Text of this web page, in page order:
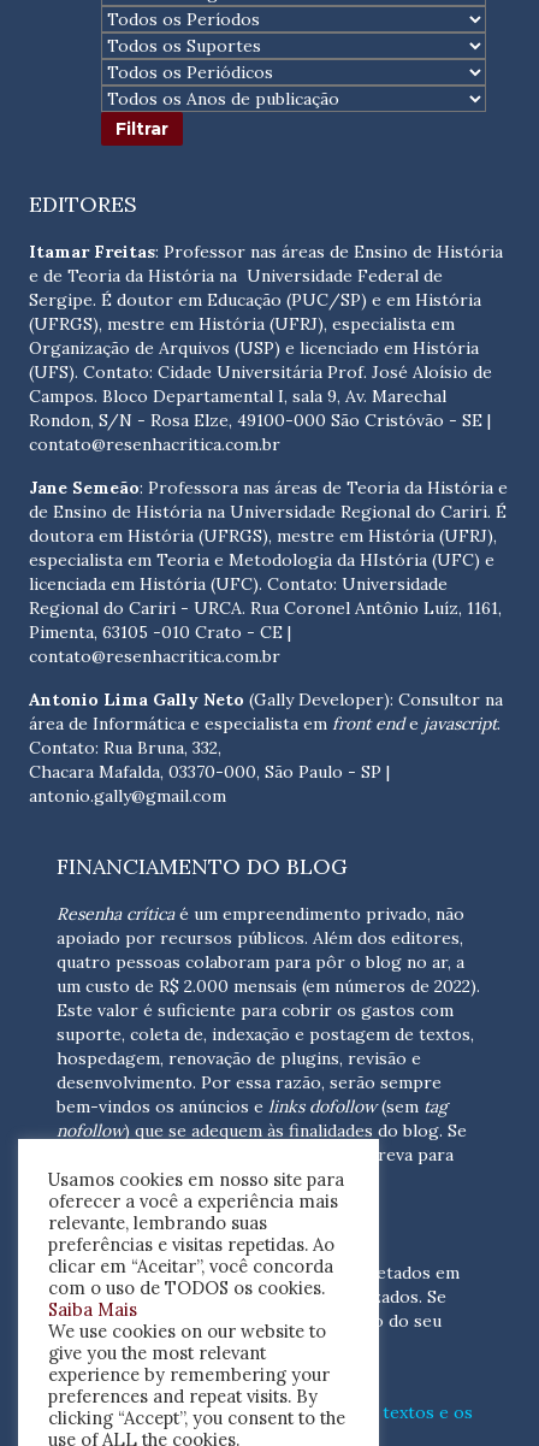
EDITORES
Itamar Freitas: Professor nas áreas de Ensino de História
e de Teoria da História na Universidade Federal de
Sergipe. É doutor em Educação (PUC/SP) e em História
(UFRGS), mestre em História (UFRJ), especialista em
Organização de Arquivos (USP) e licenciado em História
(UFS). Contato: Cidade Universitária Prof. José Aloísio de
Campos. Bloco Departamental I, sala 9, Av. Marechal
Rondon, S/N - Rosa Elze, 49100-000 São Cristóvão - SE |
contato@resenhacritica.com.br
Jane Semeão: Professora nas áreas de Teoria da História e
de Ensino de História na Universidade Regional do Cariri. É
doutora em História (UFRGS), mestre em História (UFRJ),
especialista em Teoria e Metodologia da HIstória (UFC) e
licenciada em História (UFC). Contato: Universidade
Regional do Cariri - URCA. Rua Coronel Antônio Luíz, 1161,
Pimenta, 63105 -010 Crato - CE |
contato@resenhacritica.com.br
Antonio Lima Gally Neto (Gally Developer): Consultor na
área de Informática e especialista em front ende javascript.
Contato: Rua Bruna, 332,
Chacara Mafalda, 03370-000, São Paulo - SP |
antonio.gally@gmail.com
FINANCIAMENTO DO BLOG
Resenha críticaé um empreendimento privado, não
apoiado por recursos públicos. Além dos editores,
quatro pessoas colaboram para pôr o blog no ar, a
um custo de R$ 2.000 mensais (em números de 2022).
Este valor é suficiente para cobrir os gastos com
suporte, coleta de, indexação e postagem de textos,
hospedagem, renovação de plugins, revisão e
desenvolvimento. Por essa razão, serão sempre
bem-vindos os anúncios e links dofollow(sem tag
nofollow) que se adequem às finalidades do blog. Se
escreva para
nós(contato@resenhacritica.com.br)
FONTES E ACERVO
As resenhas, dossiês e sumários são coletados em
periódicos acadêmicos e sites especializados. Se
você tem interesse em divulgar o acervo do seu
periódico, escreva para nós
(contato@resenhacritica.com.br)
Conheça omodocomo processamos os textos e os
índicesdisponibilizados neste blog.
Usamos cookies em nosso site para
oferecer a você a experiência mais
relevante, lembrando suas
preferências e visitas repetidas. Ao
clicar em “Aceitar”, você concorda
com o uso de TODOS os cookies.
Saiba Mais
We use cookies on our website to
give you the most relevant
experience by remembering your
preferences and repeat visits. By
clicking “Accept”, you consent to the
use of ALL the cookies.